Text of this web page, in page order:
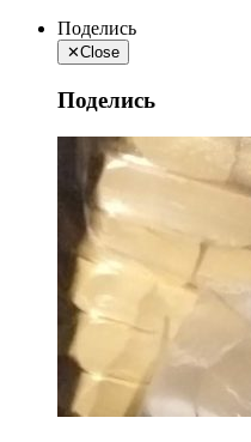
Поделись
✕Close
Поделись